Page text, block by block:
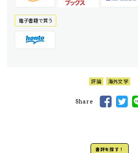
電⼦書籍で買う
評論 海外文学
Share
書評を探す！